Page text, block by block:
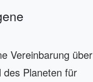
Vereinbarung über
Planeten für